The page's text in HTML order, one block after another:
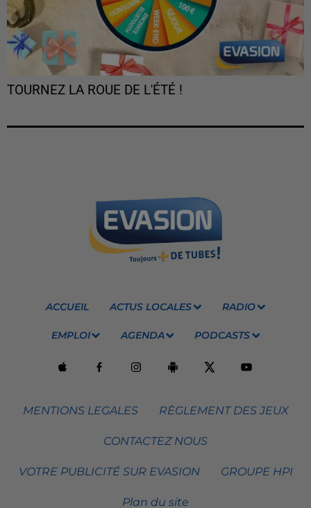
TOURNEZ LA ROUE DE L'ÉTÉ !
ACCUEIL ACTUS LOCALES RADIO
EMPLOI AGENDA PODCASTS
MENTIONS LEGALES RÈGLEMENT DES JEUX
CONTACTEZ NOUS
VOTRE PUBLICITÉ SUR EVASION GROUPE HPI
Plan du site